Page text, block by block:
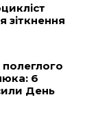
зіткнення
6
День